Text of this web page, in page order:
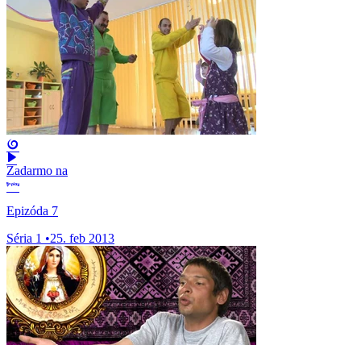
Zadarmo na
Epizóda 7
Séria 1 •25. feb 2013